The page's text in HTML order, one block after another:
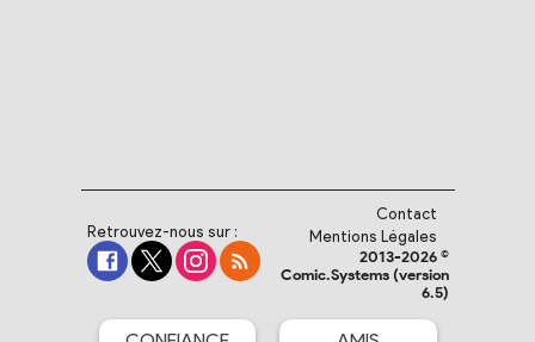
Retrouvez-nous sur :
Contact
Mentions Légales
2013-2026 ©
Comic.Systems (version
6.5)